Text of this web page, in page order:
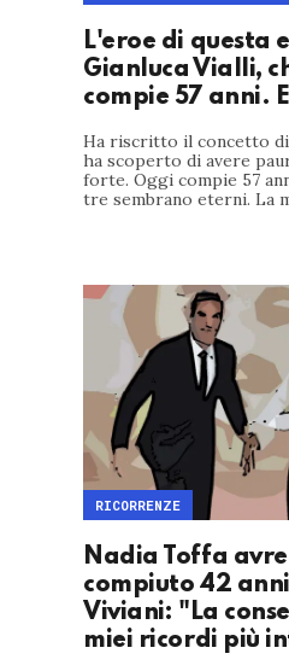
L'eroe di questa
Gianluca Vialli,
compie 57 anni.
Ha riscritto il concetto di
ha scoperto di avere
forte. Oggi compie 57
tre sembrano eterni. La
Nadia Toffa
compiuto 42
Viviani: "La
miei ricordi più
RICORRENZE